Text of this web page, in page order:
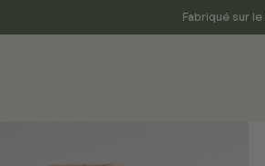
Fabriqué sur le